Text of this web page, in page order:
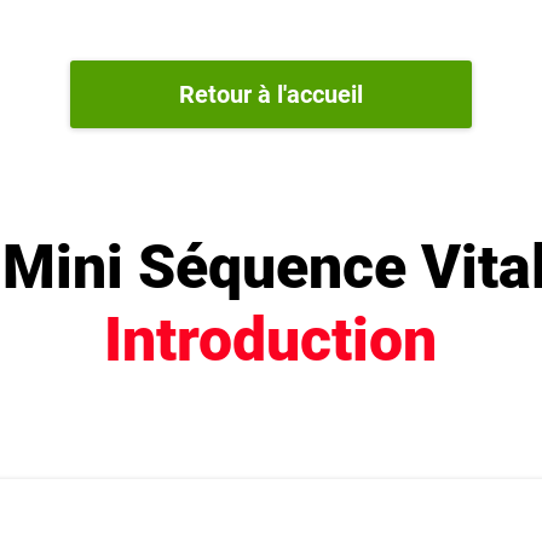
Retour à l'accueil
Séquence
Introduction